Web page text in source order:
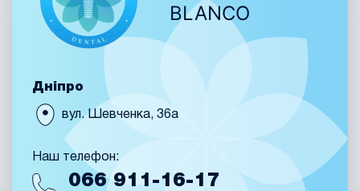
BLANCO
Дніпро
вул. Шевченка, 36а
Наш телефон:
066911-16-17